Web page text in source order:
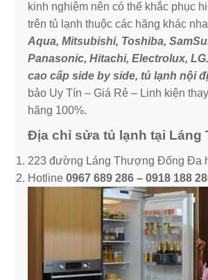
kinh nghiệm nên có thể khắc phục
trên tủ lạnh thuộc các hãng khác
Aqua, Mitsubishi, Toshiba,
Panasonic, Hitachi, Electrolux,
cao cấp side by side, tủ lạnh nội
bảo Uy Tín – Giá Rẻ – Linh kiện
hãng 100%.
Địa chỉ sửa tủ lạnh tại Láng
223 đường Láng Thượng Đống Đa
Hotline 0967 689 286 – 0918 188